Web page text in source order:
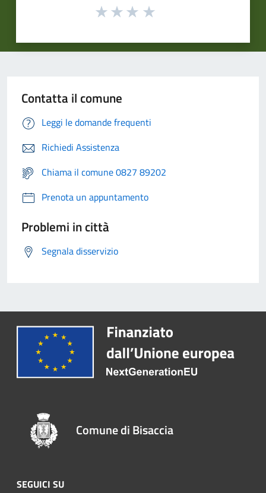
Contatta il comune
Leggi le domande frequenti
Richiedi Assistenza
Chiama il comune 0827 89202
Prenota un appuntamento
Problemi in città
Segnala disservizio
Comune di Bisaccia
SEGUICI SU